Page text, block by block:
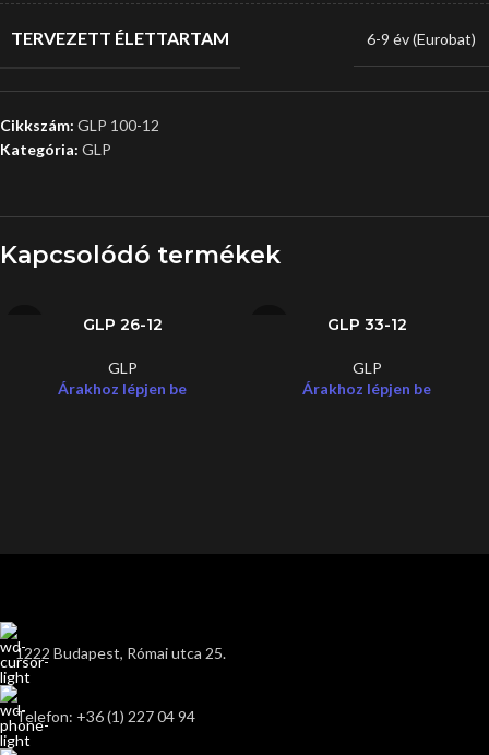
TERVEZETT ÉLETTARTAM 6-9 év (Eurobat)
Cikkszám: GLP 100-12
Kategória: GLP
Kapcsolódó termékek
GLP 26-12
GLP
Árakhoz lépjen be
GLP 33-12
GLP
Árakhoz lépjen be
1222 Budapest, Római utca 25.
Telefon: +36 (1) 227 04 94